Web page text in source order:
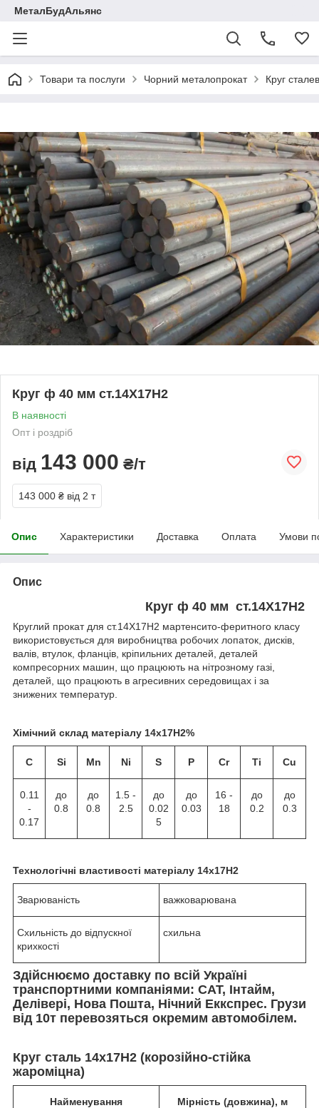
МеталБудАльянс
Товари та послуги Чорний металопрокат Круг
Круг ф 40 мм ст.14Х17Н2
В наявності
Опт і роздріб
від 143 000 ₴/т
143 000 ₴ від 2 т
Опис Характеристики Доставка Оплата Умови
Опис
Круг ф 40 мм ст.14Х17Н2
Круглий прокат для ст.14Х17Н2 мартенсито-феритного класу
використовується для виробництва робочих лопаток, дисків,
валів, втулок, фланців, кріпильних деталей, деталей
компресорних машин, що працюють на нітрозному газі,
деталей, що працюють в агресивних середовищах і за
знижених температур.
Хімічний склад матеріалу 14х17Н2%
C Si Mn Ni S P Cr Ti Cu
0.11
-
0.17
до
0.8
до
0.8
1.5 -
2.5
до
0.02
5
до
0.03
16 -
18
до
0.2
до
0.3
Технологічні властивості матеріалу 14х17Н2
Зварюваність важковарювана
Схильність до відпускної
крихкості
схильна
Здійснюємо доставку по всій Україні
транспортними компаніями: САТ, Інтайм,
Делівері, Нова Пошта, Нічний Еккспрес. Грузи
від 10т перевозяться окремим автомобілем.
Круг сталь 14х17Н2 (корозійно-стійка
жароміцна)
Найменування Мірність (довжина), м